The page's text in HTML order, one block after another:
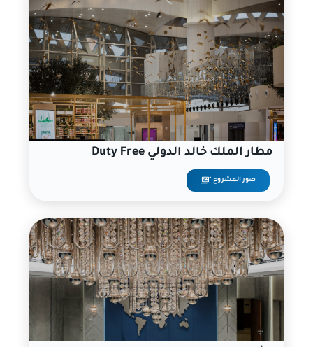
مطار الملك خالد الدولي Duty Free
صور المشروع "